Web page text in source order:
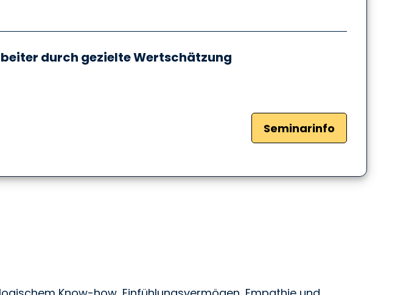
durch gezielte Wertschätzung
Seminarinfo